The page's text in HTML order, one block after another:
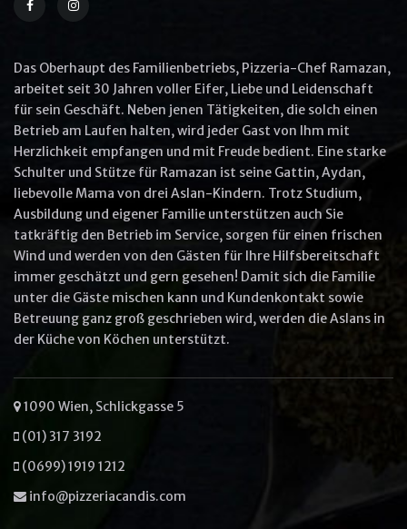
Das Oberhaupt des Familienbetriebs, Pizzeria-Chef Ramazan,
arbeitet seit 30 Jahren voller Eifer, Liebe und Leidenschaft
für sein Geschäft. Neben jenen Tätigkeiten, die solch einen
Betrieb am Laufen halten, wird jeder Gast von Ihm mit
Herzlichkeit empfangen und mit Freude bedient. Eine starke
Schulter und Stütze für Ramazan ist seine Gattin, Aydan,
liebevolle Mama von drei Aslan-Kindern. Trotz Studium,
Ausbildung und eigener Familie unterstützen auch Sie
tatkräftig den Betrieb im Service, sorgen für einen frischen
Wind und werden von den Gästen für Ihre Hilfsbereitschaft
immer geschätzt und gern gesehen! Damit sich die Familie
unter die Gäste mischen kann und Kundenkontakt sowie
Betreuung ganz groß geschrieben wird, werden die Aslans in
der Küche von Köchen unterstützt.
1090 Wien, Schlickgasse 5
(01) 317 3192
(0699) 1919 1212
info@pizzeriacandis.com
Commodo consequat aliquip
Other options
Ullam laboris nisi ut aliquip ex ea
commodo
Ut enim ad minim veniam
VIEW CART ORDER NOW